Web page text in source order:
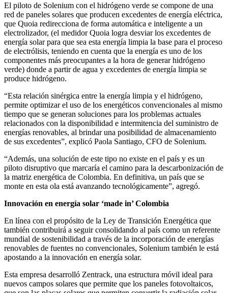
El piloto de Solenium con el hidrógeno verde se compone de una
red de paneles solares que producen excedentes de energía eléctrica,
que Quoia redirecciona de forma automática e inteligente a un
electrolizador, (el medidor Quoia logra desviar los excedentes de
energía solar para que sea esta energía limpia la base para el proceso
de electrólisis, teniendo en cuenta que la energía es uno de los
componentes más preocupantes a la hora de generar hidrógeno
verde) donde a partir de agua y excedentes de energía limpia se
produce hidrógeno.
“Esta relación sinérgica entre la energía limpia y el hidrógeno,
permite optimizar el uso de los energéticos convencionales al mismo
tiempo que se generan soluciones para los problemas actuales
relacionados con la disponibilidad e intermitencia del suministro de
energías renovables, al brindar una posibilidad de almacenamiento
de sus excedentes”, explicó Paola Santiago, CFO de Solenium.
“Además, una solución de este tipo no existe en el país y es un
piloto disruptivo que marcaría el camino para la descarbonización de
la matriz energética de Colombia. En definitiva, un país que se
monte en esta ola está avanzando tecnológicamente”, agregó.
Innovación en energía solar ‘made in’ Colombia
En línea con el propósito de la Ley de Transición Energética que
también contribuirá a seguir consolidando al país como un referente
mundial de sostenibilidad a través de la incorporación de energías
renovables de fuentes no convencionales, Solenium también le está
apostando a la innovación en energía solar.
Esta empresa desarrolló Zentrack, una estructura móvil ideal para
nuevos campos solares que permite que los paneles fotovoltaicos,